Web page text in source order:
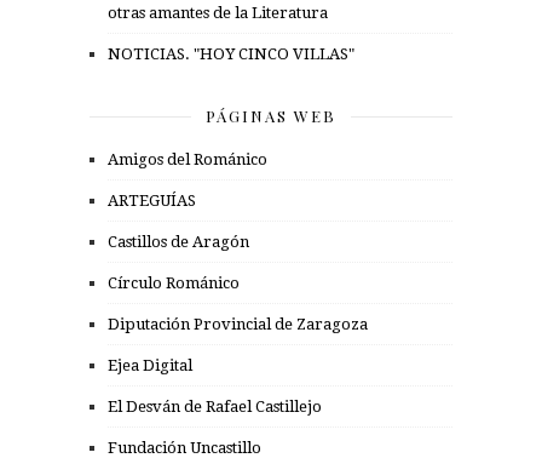
otras amantes de la Literatura
NOTICIAS. "HOY CINCO VILLAS"
PÁGINAS WEB
Amigos del Románico
ARTEGUÍAS
Castillos de Aragón
Círculo Románico
Diputación Provincial de Zaragoza
Ejea Digital
El Desván de Rafael Castillejo
Fundación Uncastillo